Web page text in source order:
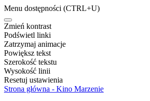
Menu dostępności (CTRL+U)
Zmień kontrast
Podświetl linki
Zatrzymaj animacje
Powiększ tekst
Szerokość tekstu
Wysokość linii
Resetuj ustawienia
Strona główna - Kino Marzenie